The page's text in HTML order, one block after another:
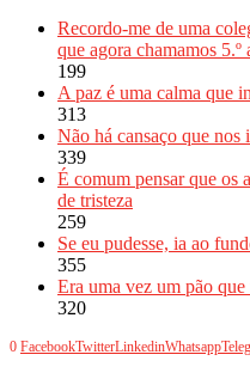
Recordo-me de uma
que agora chamamos
199
A paz é uma calma que
313
Não há cansaço que nos
339
É comum pensar que os
de tristeza
259
Se eu pudesse, ia ao
355
Era uma vez um pão
320
0 FacebookTwitterLinkedinWhatsapp